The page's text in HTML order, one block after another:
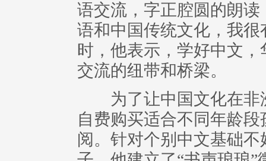
语交流，字正腔圆的朗
语和中国传统文化，我
时，他表示，学好中文
交流的纽带和桥梁。
为了让中国文化在非
自费购买适合不同年龄
阅。针对个别中文基础